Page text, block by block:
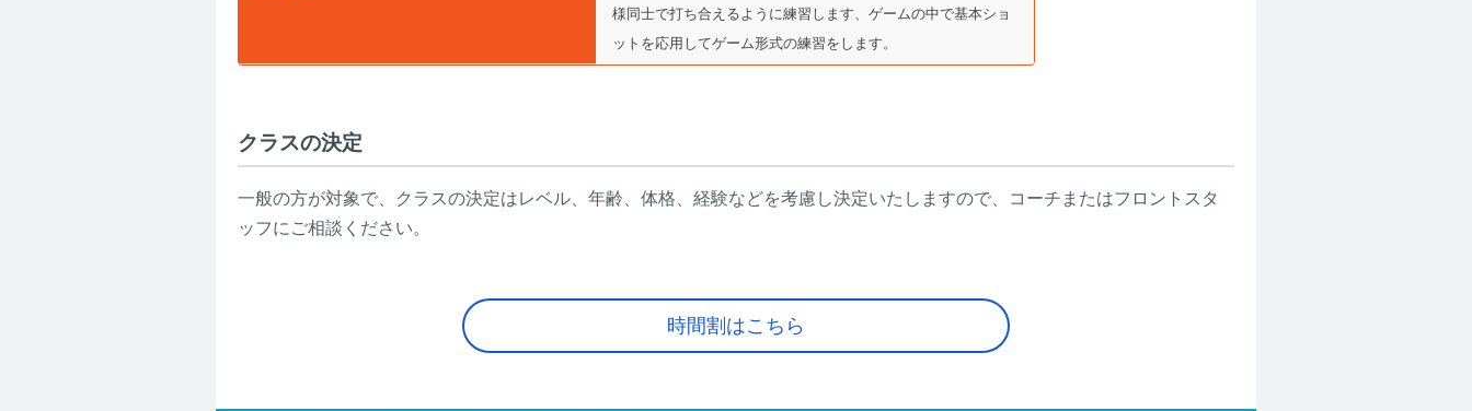
様同士で打ち合えるように練習します、ゲームの中で基本ショ
ットを応用してゲーム形式の練習をします。
クラスの決定
一般の方が対象で、クラスの決定はレベル、年齢、体格、経験などを考慮し決定いたしますので、コーチまたはフロントスタ
ッフにご相談ください。
時間割はこちら